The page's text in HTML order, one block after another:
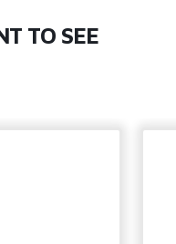
TO SEE